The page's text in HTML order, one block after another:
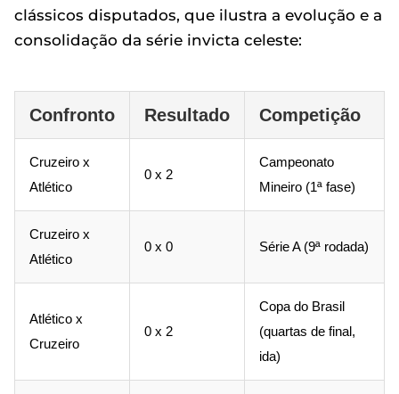
clássicos disputados, que ilustra a evolução e a
consolidação da série invicta celeste:
Confronto Resultado Competição
Cruzeiro x
Atlético
0 x 2
Campeonato
Mineiro (1ª fase)
Cruzeiro x
Atlético
0 x 0 Série A (9ª rodada)
Atlético x
Cruzeiro
0 x 2
Copa do Brasil
(quartas de final,
ida)